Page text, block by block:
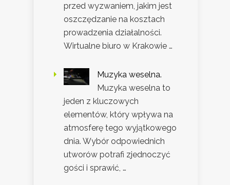
przed wyzwaniem, jakim jest
oszczędzanie na kosztach
prowadzenia działalności.
Wirtualne biuro w Krakowie …
Muzyka weselna.
Muzyka weselna to
jeden z kluczowych
elementów, który wpływa na
atmosferę tego wyjątkowego
dnia. Wybór odpowiednich
utworów potrafi zjednoczyć
gości i sprawić, …